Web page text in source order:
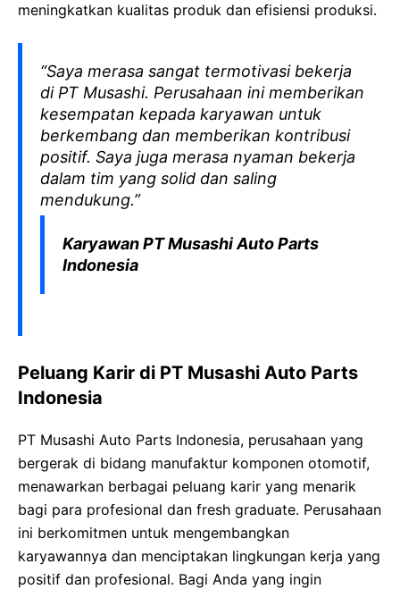
meningkatkan kualitas produk dan efisiensi produksi.
“Saya merasa sangat termotivasi bekerja
di PT Musashi. Perusahaan ini memberikan
kesempatan kepada karyawan untuk
berkembang dan memberikan kontribusi
positif. Saya juga merasa nyaman bekerja
dalam tim yang solid dan saling
mendukung.”
Karyawan PT Musashi Auto Parts
Indonesia
Peluang Karir di PT Musashi Auto Parts
Indonesia
PT Musashi Auto Parts Indonesia, perusahaan yang
bergerak di bidang manufaktur komponen otomotif,
menawarkan berbagai peluang karir yang menarik
bagi para profesional dan fresh graduate. Perusahaan
ini berkomitmen untuk mengembangkan
karyawannya dan menciptakan lingkungan kerja yang
positif dan profesional. Bagi Anda yang ingin